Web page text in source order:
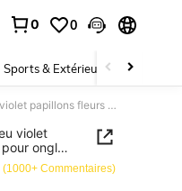
0 0
Sports & Extérieur Enfants
2 pièces Autocollants pour ongles colorés bleu violet papillons fleurs feuilles, décalcomanies d'art pour ongles DIY, décoration à coller sur vos ongles,
violet
ongles
(1000+ Commentaires)